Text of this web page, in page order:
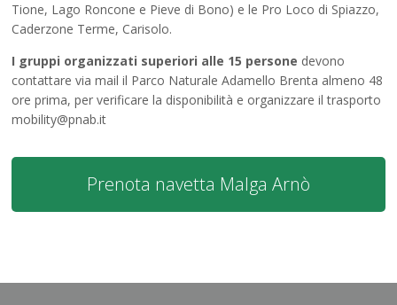
Tione, Lago Roncone e Pieve di Bono) e le Pro Loco di Spiazzo,
Caderzone Terme, Carisolo.
I gruppi organizzati superiori alle 15 persone devono
contattare via mail il Parco Naturale Adamello Brenta almeno 48
ore prima, per verificare la disponibilità e organizzare il trasporto
mobility@pnab.it
Prenota navetta Malga Arnò